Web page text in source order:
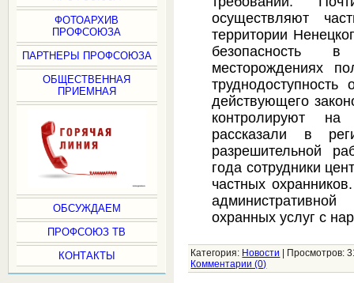
ФОТОАРХИВ
ПРОФСОЮЗА
ПАРТНЕРЫ ПРОФСОЮЗА
ОБЩЕСТВЕННАЯ
ПРИЕМНАЯ
ОБСУЖДАЕМ
ПРОФСОЮЗ ТВ
КОНТАКТЫ
осуществляют
территории
безопасность
месторождениях
действующего
контролируют
рассказали в
разрешительной
года сотрудники
частных
охранных услуг с
Категория: Новости Просмотров:
Комментарии (0)